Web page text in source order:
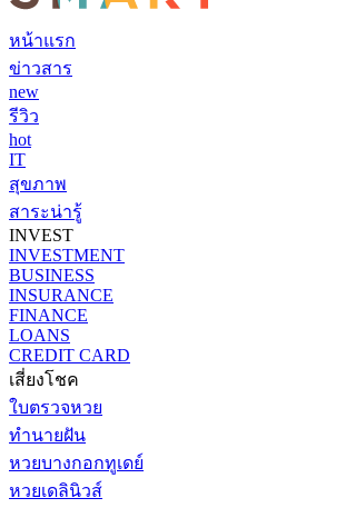
หน้าแรก
ข่าวสาร
new
รีวิว
hot
IT
สุขภาพ
สาระน่ารู้
INVEST
INVESTMENT
BUSINESS
INSURANCE
FINANCE
LOANS
CREDIT CARD
เสี่ยงโชค
ใบตรวจหวย
ทำนายฝัน
หวยบางกอกทูเดย์
หวยเดลินิวส์